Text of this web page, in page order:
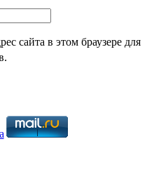
сайта в этом браузере для